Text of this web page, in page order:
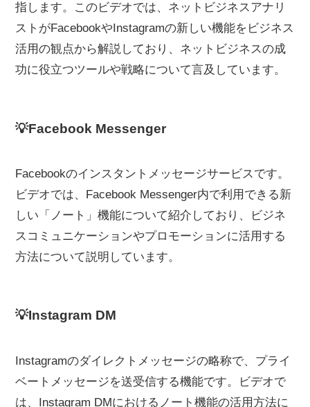
指します。このビデオでは、ネットビジネスアナリ
ストがFacebookやInstagramの新しい機能をビジネス
活用の観点から解説しており、ネットビジネスの成
功に役立つツールや戦略について言及しています。
💡Facebook Messenger
Facebookのインスタントメッセージサービスです。
ビデオでは、Facebook Messenger内で利用できる新
しい「ノート」機能について紹介しており、ビジネ
スコミュニケーションやプロモーションに活用する
方法について説明しています。
💡Instagram DM
Instagramのダイレクトメッセージの略称で、プライ
ベートメッセージを送受信する機能です。ビデオで
は、Instagram DMにおけるノート機能の活用方法に